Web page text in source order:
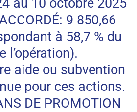
au 10 octobre 2025
9 850,66
à 58,7 % du
l’opération).
aide ou subvention
pour ces actions.
DE PROMOTION